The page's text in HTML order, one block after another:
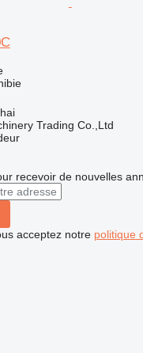
Trading Co.,Ltd
recevoir de nouvelles
acceptez notre politique